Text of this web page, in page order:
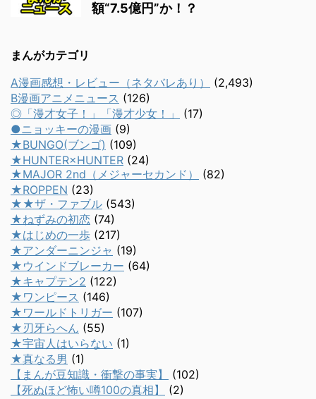
額“7.5億円”か！？
まんがカテゴリ
A漫画感想・レビュー（ネタバレあり）
(2,493)
B漫画アニメニュース (126)
◎「漫才女子！」「漫才少女！」
(17)
●ニョッキーの漫画 (9)
★BUNGO(ブンゴ) (109)
★HUNTER×HUNTER (24)
★MAJOR 2nd（メジャーセカンド）
(82)
★ROPPEN (23)
★★ザ・ファブル (543)
★ねずみの初恋 (74)
★はじめの一歩 (217)
★アンダーニンジャ (19)
★ウインドブレーカー (64)
★キャプテン2 (122)
★ワンピース (146)
★ワールドトリガー (107)
★刃牙らへん (55)
★宇宙人はいらない (1)
★真なる男 (1)
【まんが豆知識・衝撃の事実】
(102)
【死ぬほど怖い噂100の真相】
(2)